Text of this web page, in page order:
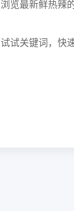
浏览最新鲜热辣
试试关键词，快